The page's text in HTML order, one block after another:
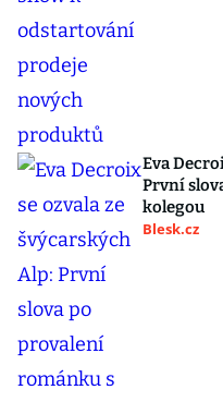
Eva
První
kolegou
Blesk.cz